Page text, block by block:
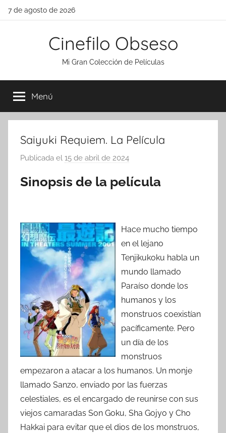
Saltar
7 de agosto de 2026
Cinefilo Obseso
Mi Gran Colección de Películas
Menú
Saiyuki Requiem. La Película
Publicada el 15 de abril de 2024
r
Sinopsis de la película
Hace mucho tiempo
en el lejano
Tenjikukoku habla un
mundo llamado
Paraíso donde los
humanos y los
monstruos coexistían
pacíficamente. Pero
un día de los
monstruos
empezaron a atacar a los humanos. Un monje
llamado Sanzo, enviado por las fuerzas
celestiales, es el encargado de reunirse con sus
viejos camaradas Son Goku, Sha Gojyo y Cho
Hakkai para evitar que el dios de los monstruos,